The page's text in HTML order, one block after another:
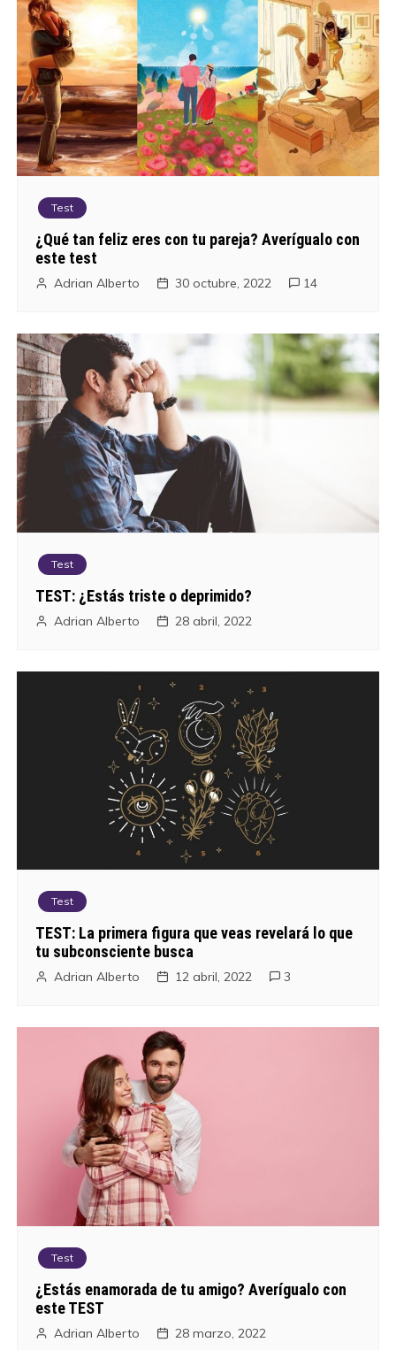
Test
¿Qué tan feliz eres con tu pareja? Averígualo con
este test
Adrian Alberto 30 octubre, 2022 14
Test
TEST: ¿Estás triste o deprimido?
Adrian Alberto 28 abril, 2022
Test
TEST: La primera figura que veas revelará lo que
tu subconsciente busca
Adrian Alberto 12 abril, 2022 3
Test
¿Estás enamorada de tu amigo? Averígualo con
este TEST
Adrian Alberto 28 marzo, 2022